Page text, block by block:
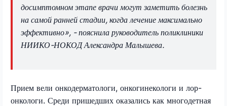
досимптомном этапе врачи могут заметить болезнь
на самой ранней стадии, когда лечение максимально
эффективно», - пояснила руководитель поликлиники
НИИКО-НОКОД Александра Малышева.
Прием вели онкодерматологи, онкогинекологи и лор-
онкологи. Среди пришедших оказались как многодетная